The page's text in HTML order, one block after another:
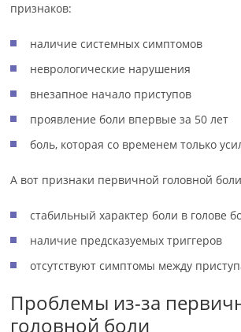
признаков:
наличие системных симптомов
неврологические нарушения
внезапное начало приступов
проявление боли впервые за 50 лет
боль, которая со временем только
А вот признаки первичной головной
стабильный характер боли в голове
наличие предсказуемых триггеров
отсутствуют симптомы между
Проблемы из-за
головной боли